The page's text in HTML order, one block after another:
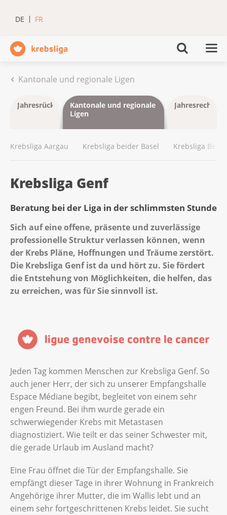
DE FR
Kantonale und regionale Ligen
JahresrückblickKantonale und regionale
Ligen
Krebsliga Aargau Krebsliga beider Basel Krebsliga Bern
Krebsliga Genf
Beratung bei der Liga in der schlimmsten Stunde
Sich auf eine offene, präsente und zuverlässige
professionelle Struktur verlassen können, wenn
der Krebs Pläne, Hoffnungen und Träume zerstört.
Die Krebsliga Genf ist da und hört zu. Sie fördert
die Entstehung von Möglichkeiten, die helfen, das
zu erreichen, was für Sie sinnvoll ist.
Jeden Tag kommen Menschen zur Krebsliga Genf. So
auch jener Herr, der sich zu unserer Empfangshalle
Espace Médiane begibt, begleitet von einem sehr
engen Freund. Bei ihm wurde gerade ein
schwerwiegender Krebs mit Metastasen
diagnostiziert. Wie teilt er das seiner Schwester mit,
die gerade Urlaub im Ausland macht?
Eine Frau öffnet die Tür der Empfangshalle. Sie
empfängt dieser Tage in ihrer Wohnung in Frankreich
Angehörige ihrer Mutter, die im Wallis lebt und an
einem sehr fortgeschrittenen Krebs leidet. Sie sucht